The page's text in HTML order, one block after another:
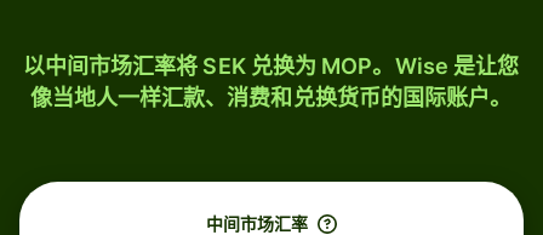
以中间市场汇率将 SEK 兑换为 MOP。Wise 是让您
像当地人一样汇款、消费和兑换货币的国际账户。
中间市场汇率